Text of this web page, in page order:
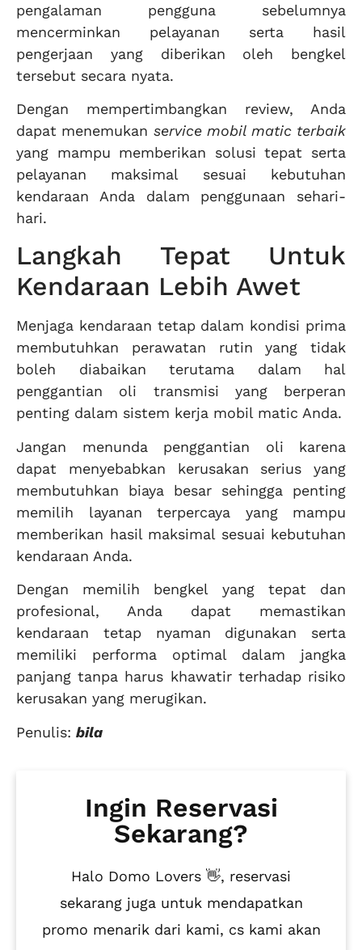
pengalaman pengguna sebelumnya
mencerminkan pelayanan serta hasil
pengerjaan yang diberikan oleh bengkel
tersebut secara nyata.
Dengan mempertimbangkan review, Anda
dapat menemukan service mobil matic terbaik
yang mampu memberikan solusi tepat serta
pelayanan maksimal sesuai kebutuhan
kendaraan Anda dalam penggunaan sehari-
hari.
Langkah Tepat Untuk
Kendaraan Lebih Awet
Menjaga kendaraan tetap dalam kondisi prima
membutuhkan perawatan rutin yang tidak
boleh diabaikan terutama dalam hal
penggantian oli transmisi yang berperan
penting dalam sistem kerja mobil matic Anda.
Jangan menunda penggantian oli karena
dapat menyebabkan kerusakan serius yang
membutuhkan biaya besar sehingga penting
memilih layanan terpercaya yang mampu
memberikan hasil maksimal sesuai kebutuhan
kendaraan Anda.
Dengan memilih bengkel yang tepat dan
profesional, Anda dapat memastikan
kendaraan tetap nyaman digunakan serta
memiliki performa optimal dalam jangka
panjang tanpa harus khawatir terhadap risiko
kerusakan yang merugikan.
Penulis: bila
Ingin Reservasi
Sekarang?
Halo Domo Lovers 👋, reservasi
sekarang juga untuk mendapatkan
promo menarik dari kami, cs kami akan